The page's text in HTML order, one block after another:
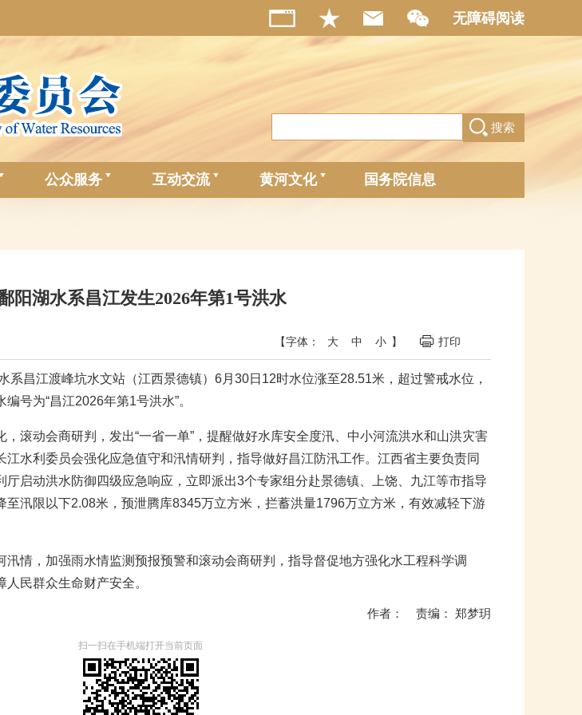
无障碍阅读
搜索
公众服务 互动交流 黄河文化 国务院信息
阳湖水系昌江发生2026年第1号洪水
【字体： 大 中 小 】 打印
系昌江渡峰坑水文站（江西景德镇）6月30日12时水位涨至28.51米，超过警戒水位，
号为“昌江2026年第1号洪水”。
滚动会商研判，发出“一省一单”，提醒做好水库安全度汛、中小河流洪水和山洪灾害
江水利委员会强化应急值守和汛情研判，指导做好昌江防汛工作。江西省主要负责同
启动洪水防御四级应急响应，立即派出3个专家组分赴景德镇、上饶、九江等市指导
至汛限以下2.08米，预泄腾库8345万立方米，拦蓄洪量1796万立方米，有效减轻下游
汛情，加强雨水情监测预报预警和滚动会商研判，指导督促地方强化水工程科学调
民群众生命财产安全。
作者： 责编： 郑梦玥
扫一扫在手机端打开当前页面